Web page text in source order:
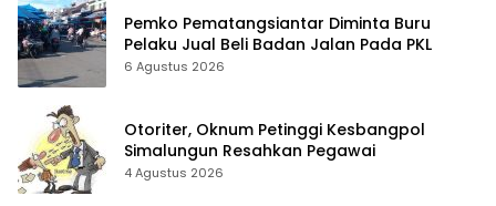
Pemko Pematangsiantar Diminta Buru
Pelaku Jual Beli Badan Jalan Pada PKL
6 Agustus 2026
Otoriter, Oknum Petinggi Kesbangpol
Simalungun Resahkan Pegawai
4 Agustus 2026